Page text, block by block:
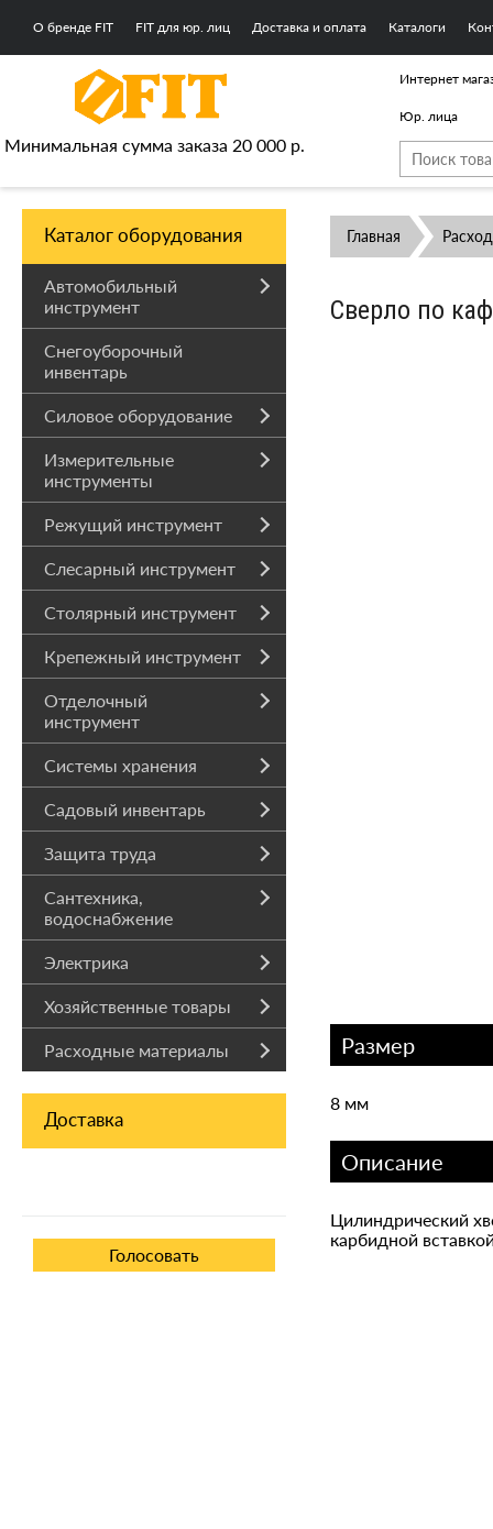
О бренде FIT FIT для юр. лиц Доставка и оплата Каталоги
Минимальная сумма заказа 20 000 р.
Интернет
Юр. лица
Каталог оборудования
Автомобильный
инструмент
Снегоуборочный
инвентарь
Силовое оборудование
Измерительные
инструменты
Режущий инструмент
Слесарный инструмент
Столярный инструмент
Крепежный инструмент
Отделочный
инструмент
Системы хранения
Садовый инвентарь
Защита труда
Сантехника,
водоснабжение
Электрика
Хозяйственные товары
Расходные материалы
Доставка
Главная
Сверло по
Размер
8 мм
Описание
Цилиндрический
карбидной